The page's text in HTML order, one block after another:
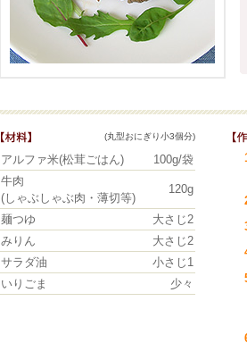
(丸型おにぎり小3個分)
アルファ米(松茸ごはん)
100g/袋
牛肉
(しゃぶしゃぶ肉・薄切等)
120g
麺つゆ
大さじ2
みりん
大さじ2
サラダ油
小さじ1
いりごま
少々